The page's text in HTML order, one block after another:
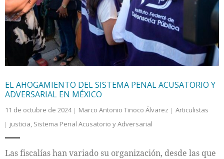
Internacional
Cultura
EL AHOGAMIENTO DEL SISTEMA PENAL ACUSATORIO Y
ADVERSARIAL EN MÉXICO
11 de octubre de 2024 Marco Antonio Tinoco Álvarez
Articulistas
justicia, Sistema Penal Acusatorio y Adversarial
Las fiscalías han variado su organización, desde las que